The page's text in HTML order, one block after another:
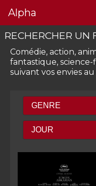
Alpha
RECHERCHER UN
Comédie, action,
fantastique, science-
suivant vos envies au